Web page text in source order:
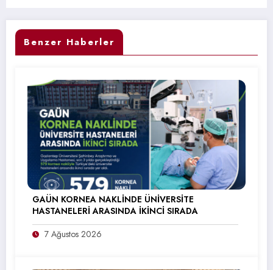
Benzer Haberler
GAÜN KORNEA NAKLİNDE ÜNİVERSİTE
HASTANELERİ ARASINDA İKİNCİ SIRADA
7 Ağustos 2026